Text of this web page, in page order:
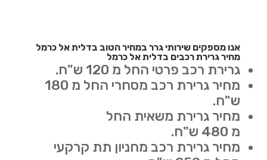
אנו מספקים שירותי גרר במחיר הטוב בדלית אל כרמל
מחיר גרירת רכבים בדלית אל כרמל
גרירת רכב פרטי החל מ 120 ש"ח.
מחיר גרירת רכב מסחרי החל מ 180
ש"ח.
מחיר גרירת משאית החל
מ 480 ש"ח.
מחיר גרירת רכב מחניון תת קרקעי